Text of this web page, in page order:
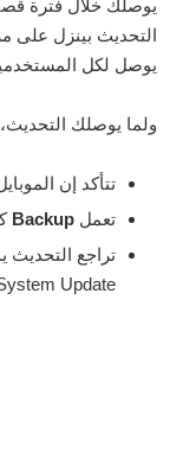
يوصلك خلال فترة
التحديث بينزل على
يوصل لكل
ولما يوصلك
تتأكد إن
تعمل Backup
تراجع التحديث
Update